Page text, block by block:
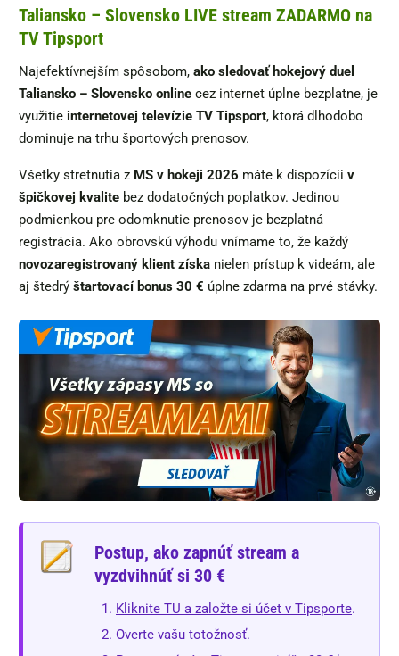
Taliansko – Slovensko LIVE stream ZADARMO na
TV Tipsport
Najefektívnejším spôsobom, ako sledovať hokejový duel
Taliansko – Slovensko online cez internet úplne bezplatne, je
využitie internetovej televízie TV Tipsport, ktorá dlhodobo
dominuje na trhu športových prenosov.
Všetky stretnutia z MS v hokeji 2026 máte k dispozícii v
špičkovej kvalite bez dodatočných poplatkov. Jedinou
podmienkou pre odomknutie prenosov je bezplatná
registrácia. Ako obrovskú výhodu vnímame to, že každý
novozaregistrovaný klient získa nielen prístup k videám, ale
aj štedrý štartovací bonus 30 € úplne zdarma na prvé stávky.
Postup, ako zapnúť stream a
vyzdvihnúť si 30 €
Kliknite TU a založte si účet v Tipsporte.
Overte vašu totožnosť.